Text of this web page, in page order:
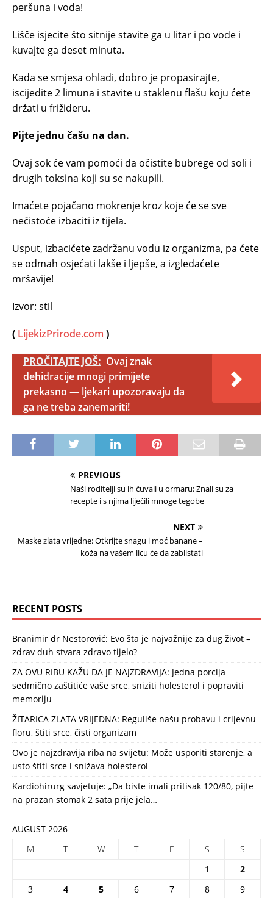
peršuna i voda!
Lišče isjecite što sitnije stavite ga u litar i po vode i
kuvajte ga deset minuta.
Kada se smjesa ohladi, dobro je propasirajte,
iscijedite 2 limuna i stavite u staklenu flašu koju ćete
držati u frižideru.
Pijte jednu čašu na dan.
Ovaj sok će vam pomoći da očistite bubrege od soli i
drugih toksina koji su se nakupili.
Imaćete pojačano mokrenje kroz koje će se sve
nečistoće izbaciti iz tijela.
Usput, izbacićete zadržanu vodu iz organizma, pa ćete
se odmah osjećati lakše i ljepše, a izgledaćete
mršavije!
Izvor: stil
( LijekizPrirode.com )
PROČITAJTE JOŠ: Ovaj znak
dehidracije mnogi primijete
prekasno — ljekari upozoravaju da
ga ne treba zanemariti!
PREVIOUS
Naši roditelji su ih čuvali u ormaru: Znali su za
recepte i s njima liječili mnoge tegobe
NEXT
Maske zlata vrijedne: Otkrijte snagu i moć banane –
koža na vašem licu će da zablistati
RECENT POSTS
Branimir dr Nestorović: Evo šta je najvažnije za dug život –
zdrav duh stvara zdravo tijelo?
ZA OVU RIBU KAŽU DA JE NAJZDRAVIJA: Jedna porcija
sedmično zaštitiće vaše srce, sniziti holesterol i popraviti
memoriju
ŽITARICA ZLATA VRIJEDNA: Reguliše našu probavu i crijevnu
floru, štiti srce, čisti organizam
Ovo je najzdravija riba na svijetu: Može usporiti starenje, a
usto štiti srce i snižava holesterol
Kardiohirurg savjetuje: „Da biste imali pritisak 120/80, pijte
na prazan stomak 2 sata prije jela…
AUGUST 2026
M
T W T F S
S
1
2
3
4 5 6 7 8 9